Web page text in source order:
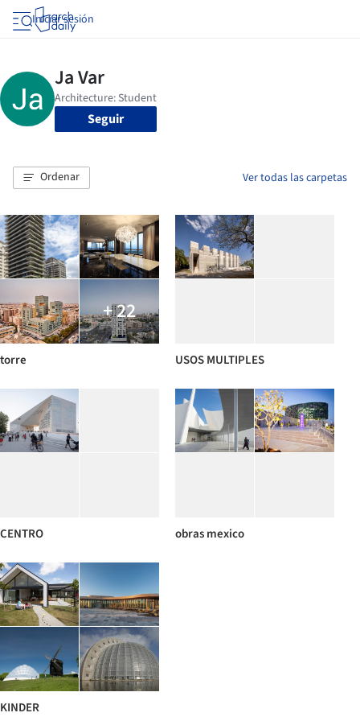
Iniciar sesión
Seguir
Ordenar Ver todas las carpetas
+ 22
torre USOS MULTIPLES
CENTRO obras mexico
KINDER